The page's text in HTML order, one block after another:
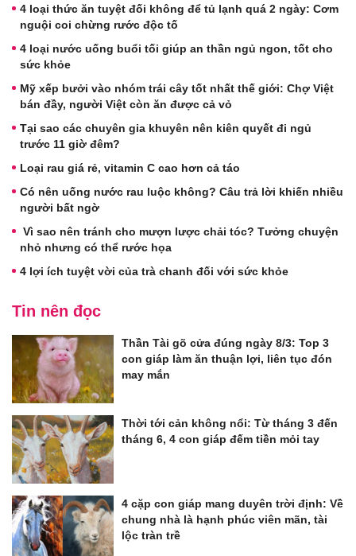
4 loại thức ăn tuyệt đối không để tủ lạnh quá 2 ngày: Cơm
nguội coi chừng rước độc tố
4 loại nước uống buổi tối giúp an thần ngủ ngon, tốt cho
sức khỏe
Mỹ xếp bưởi vào nhóm trái cây tốt nhất thế giới: Chợ Việt
bán đầy, người Việt còn ăn được cả vỏ
Tại sao các chuyên gia khuyên nên kiên quyết đi ngủ
trước 11 giờ đêm?
Loại rau giá rẻ, vitamin C cao hơn cả táo
Có nên uống nước rau luộc không? Câu trả lời khiến nhiều
người bất ngờ
Vì sao nên tránh cho mượn lược chải tóc? Tưởng chuyện
nhỏ nhưng có thể rước họa
4 lợi ích tuyệt vời của trà chanh đối với sức khỏe
Tin nên đọc
Thần Tài gõ cửa đúng ngày 8/3: Top 3
con giáp làm ăn thuận lợi, liên tục đón
may mắn
Thời tới cản không nổi: Từ tháng 3 đến
tháng 6, 4 con giáp đếm tiền mỏi tay
4 cặp con giáp mang duyên trời định: Về
chung nhà là hạnh phúc viên mãn, tài
lộc tràn trề